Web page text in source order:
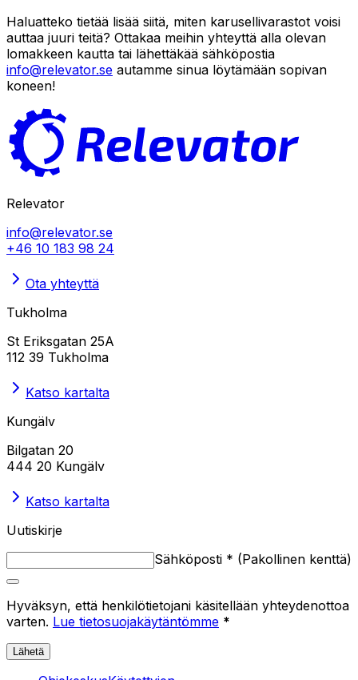
Haluatteko tietää lisää siitä, miten karusellivarastot voisi
auttaa juuri teitä? Ottakaa meihin yhteyttä alla olevan
lomakkeen kautta tai lähettäkää sähköpostia
info@relevator.se autamme sinua löytämään sopivan
koneen!
Relevator
info@relevator.se
+46 10 183 98 24
Ota yhteyttä
Tukholma
St Eriksgatan 25A
112 39 Tukholma
Katso kartalta
Kungälv
Bilgatan 20
444 20 Kungälv
Katso kartalta
Uutiskirje
Sähköposti * (Pakollinen kenttä)
Hyväksyn, että henkilötietojani käsitellään yhteydenottoa
varten. Lue tietosuojakäytäntömme *
Lähetä